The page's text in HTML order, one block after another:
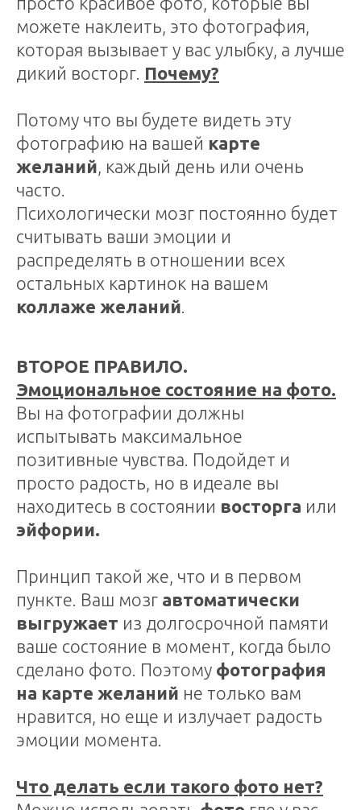
можете наклеить, это фотография,
которая вызывает у вас улыбку, а лучше
дикий восторг. Почему?
Потому что вы будете видеть эту
фотографию на вашей карте
желаний, каждый день или очень
часто.
Психологически мозг постоянно будет
считывать ваши эмоции и
распределять в отношении всех
остальных картинок на вашем
коллаже желаний.
ВТОРОЕ ПРАВИЛО.
Эмоциональное состояние на фото.
Вы на фотографии должны
испытывать максимальное
позитивные чувства. Подойдет и
просто радость, но в идеале вы
находитесь в состоянии восторга или
эйфории.
Принцип такой же, что и в первом
пункте. Ваш мозг автоматически
выгружает из долгосрочной памяти
ваше состояние в момент, когда было
сделано фото. Поэтому фотография
на карте желаний не только вам
нравится, но еще и излучает радость
эмоции момента.
Что делать если такого фото нет?